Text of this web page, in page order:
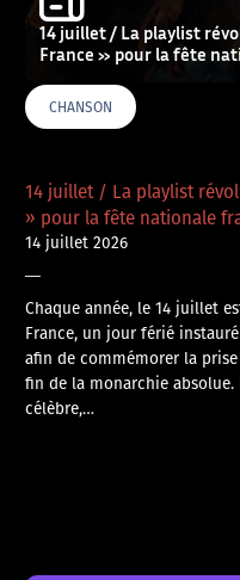
14 juillet / La playlist
France » pour la fête
CHANSON
14 juillet / La playlist
» pour la fête nationale
14 juillet 2026
—
Chaque année, le 14 juillet
France, un jour férié
afin de commémorer la
fin de la monarchie
célèbre,…